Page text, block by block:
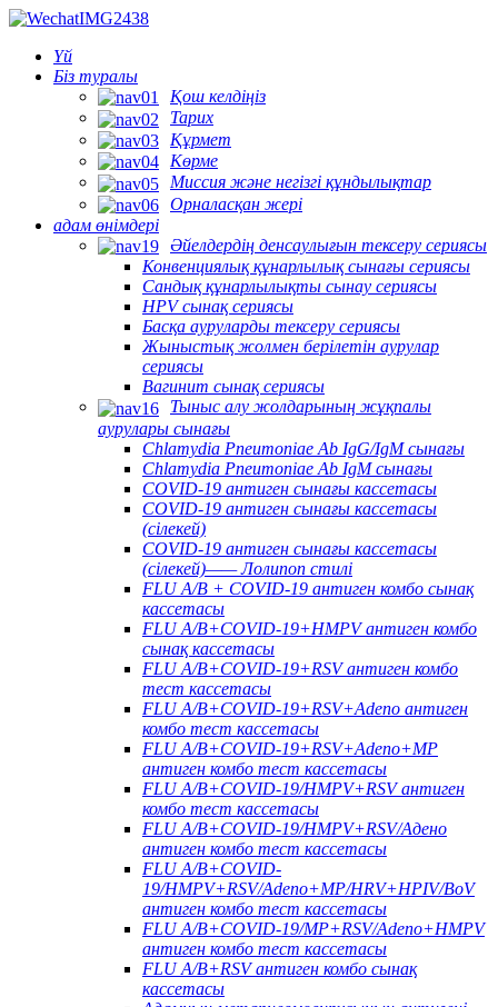
Үй
Біз туралы
Қош келдіңіз
Тарих
Құрмет
Көрме
Миссия және негізгі құндылықтар
Орналасқан жері
адам өнімдері
Әйелдердің денсаулығын тексеру сериясы
Конвенциялық құнарлылық сынағы сериясы
Сандық құнарлылықты сынау сериясы
HPV сынақ сериясы
Басқа ауруларды тексеру сериясы
Жыныстық жолмен берілетін аурулар
сериясы
Вагинит сынақ сериясы
Тыныс алу жолдарының жұқпалы
аурулары сынағы
Chlamydia Pneumoniae Ab IgG/IgM сынағы
Chlamydia Pneumoniae Ab IgM сынағы
COVID-19 антиген сынағы кассетасы
COVID-19 антиген сынағы кассетасы
(сілекей)
COVID-19 антиген сынағы кассетасы
(сілекей)—— Лолипоп стилі
FLU A/B + COVID-19 антиген комбо сынақ
кассетасы
FLU A/B+COVID-19+HMPV антиген комбо
сынақ кассетасы
FLU A/B+COVID-19+RSV антиген комбо
тест кассетасы
FLU A/B+COVID-19+RSV+Adeno антиген
комбо тест кассетасы
FLU A/B+COVID-19+RSV+Adeno+MP
антиген комбо тест кассетасы
FLU A/B+COVID-19/HMPV+RSV антиген
комбо тест кассетасы
FLU A/B+COVID-19/HMPV+RSV/Адено
антиген комбо тест кассетасы
FLU A/B+COVID-
19/HMPV+RSV/Adeno+MP/HRV+HPIV/BoV
антиген комбо тест кассетасы
FLU A/B+COVID-19/MP+RSV/Adeno+HMPV
антиген комбо тест кассетасы
FLU A/B+RSV антиген комбо сынақ
кассетасы